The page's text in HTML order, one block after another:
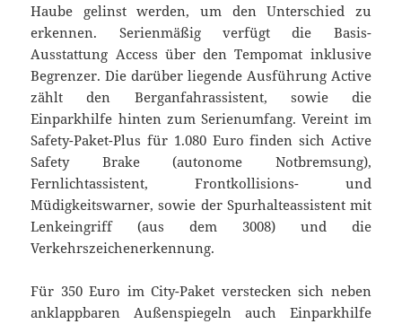
Haube gelinst werden, um den Unterschied zu
erkennen. Serienmäßig verfügt die Basis-
Ausstattung Access über den Tempomat inklusive
Begrenzer. Die darüber liegende Ausführung Active
zählt den Berganfahrassistent, sowie die
Einparkhilfe hinten zum Serienumfang. Vereint im
Safety-Paket-Plus für 1.080 Euro finden sich Active
Safety Brake (autonome Notbremsung),
Fernlichtassistent, Frontkollisions- und
Müdigkeitswarner, sowie der Spurhalteassistent mit
Lenkeingriff (aus dem 3008) und die
Verkehrszeichenerkennung.
Für 350 Euro im City-Paket verstecken sich neben
anklappbaren Außenspiegeln auch Einparkhilfe